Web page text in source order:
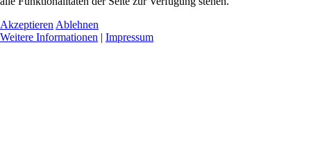
Akzeptieren Ablehnen
Weitere Informationen | Impressum